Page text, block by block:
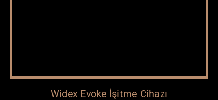
Widex Evoke İşitme Cihazı